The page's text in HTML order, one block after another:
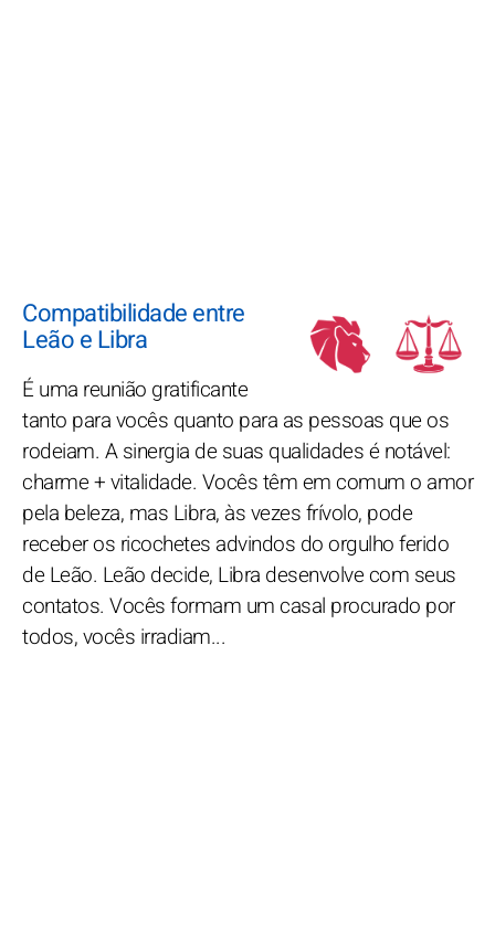
Compatibilidade entre
Leão e Libra
É uma reunião gratificante
tanto para vocês quanto para as pessoas que os
rodeiam. A sinergia de suas qualidades é notável:
charme + vitalidade. Vocês têm em comum o amor
pela beleza, mas Libra, às vezes frívolo, pode
receber os ricochetes advindos do orgulho ferido
de Leão. Leão decide, Libra desenvolve com seus
contatos. Vocês formam um casal procurado por
todos, vocês irradiam...